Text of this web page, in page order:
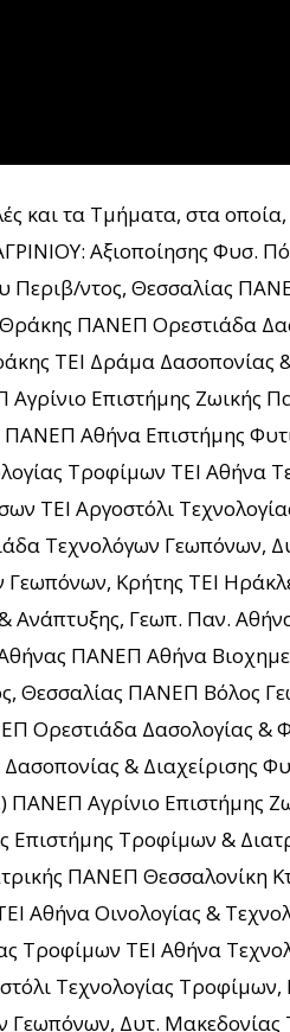
και τα Τμήματα, στα
Αξιοποίησης
Περιβ/ντος, Θεσσαλίας
ΠΑΝΕΠ Ορεστιάδα
ΤΕΙ Δράμα Δασοπονίας
Επιστήμης Ζωικής
Αθήνα Επιστήμης
Τροφίμων ΤΕΙ Αθήνα
ΤΕΙ Αργοστόλι
Τεχνολόγων Γεωπόνων,
Γεωπόνων, Κρήτης ΤΕΙ
& Ανάπτυξης, Γεωπ. Παν.
ΠΑΝΕΠ Αθήνα
Θεσσαλίας ΠΑΝΕΠ Βόλος
Δασολογίας &
& Διαχείρισης
Αγρίνιο Επιστήμης
Επιστήμης Τροφίμων &
ΠΑΝΕΠ Θεσσαλονίκη
Αθήνα Οινολογίας &
Τροφίμων ΤΕΙ Αθήνα
Τεχνολογίας
Γεωπόνων, Δυτ.